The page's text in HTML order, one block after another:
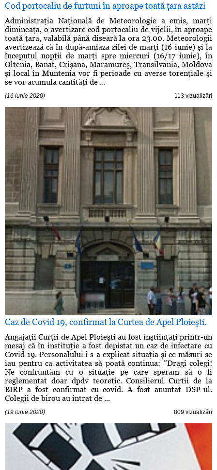
Cod portocaliu de furtuni în aproape toată ţara astăzi
Administraţia Naţională de Meteorologie a emis, marţi
dimineaţa, o avertizare cod portocaliu de vijelii, în aproape
toată ţara, valabilă până diseară la ora 23.00. Meteorologii
avertizează că în după-amiaza zilei de marţi (16 iunie) şi la
începutul nopţii de marţi spre miercuri (16/17 iunie), în
Oltenia, Banat, Crişana, Maramureş, Transilvania, Moldova
şi local în Muntenia vor fi perioade cu averse torenţiale şi
se vor acumula cantităţi de ...
(16 iunie 2020) 113 vizualizări
Caz de Covid 19, confirmat la Curtea de Apel Ploieşti.
Angajaţii Curţii de Apel Ploieşti au fost înştiinţaţi printr-un
mesaj că în instituţie a fost depistat un caz de infectare cu
Covid 19. Personalului i s-a explicat situaţia şi ce măsuri se
iau pentru ca activitatea să poată continua: ”Dragi colegi!
Ne confruntăm cu o situaţie pe care speram să o fi
reglementat doar dpdv teoretic. Consilierul Curtii de la
BIRP a fost confirmat cu covid. A fost anuntat DSP-ul.
Colegii de birou au intrat de ...
(19 iunie 2020) 809 vizualizări